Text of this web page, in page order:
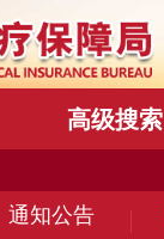
通知公告
高级搜索